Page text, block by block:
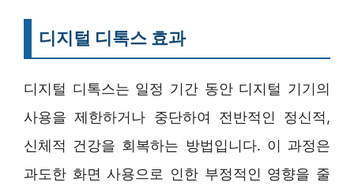
디지털 디톡스 효과
디지털 디톡스는 일정 기간 동안 디지털 기기의
사용을 제한하거나 중단하여 전반적인 정신적,
신체적 건강을 회복하는 방법입니다. 이 과정은
과도한 화면 사용으로 인한 부정적인 영향을 줄